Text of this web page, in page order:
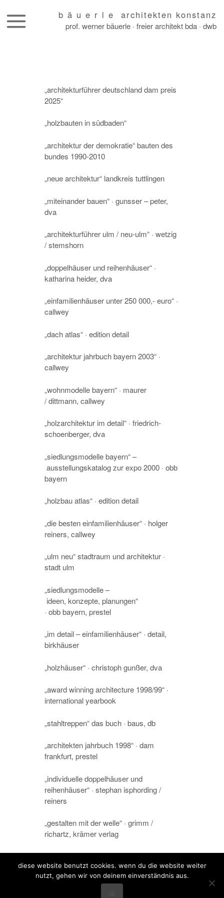
b ä u e r l e architekten konstanz
prof. werner bäuerle · freier architekt bda · dwb
„architekturführer deutschland dam preis
2025“
„holzbauten in südbaden“
„architektur der demokratie“ bauten des
bundes 1990-2010
„neue architektur“ landkreis tuttlingen
„miteinander bauen“ · gunsser – peter,
dva
„architekturführer ulm / neu-ulm“ · wetzig
/ stemshorn
„doppelhäuser und reihenhäuser“ ·
katharina heider, dva
„einfamilienhäuser unter 250 000,- euro“ ·
callwey
„dach atlas“ · edition detail
„architektur jahrbuch bayern 2003“ ·
callwey
„wohnmodelle bayern“ · maurer
/ dittmann, callwey
„holzarchitektur im detail“ · friedrich-
schoenberger, dva
„siedlungsmodelle bayern“ –
ausstellungskatalog zur expo 2000 · obb
bayern
„holzbau atlas“ · edition detail
„die besten einfamilienhäuser“ · holger
reiners, callwey
„ulm neu“ stadtraum und architektur ·
stadt ulm
„siedlungsmodelle –
ideen, konzepte, planungen“
· obb bayern, prestel
„im detail – einfamilienhäuser“ · detail,
birkhäuser
„holzhäuser“ · christoph gunßer, dva
„award winning architecture 1998/99“ ·
international yearbook
„stahltreppen“ das buch · baus, db
„architekten jahrbuch 1998“ · dam
frankfurt, prestel
„individuelle doppelhäuser und
reihenhäuser“ · stephan isphording /
reiners
„gestalten mit der welle“ · grimm /
richartz, krämer verlag
diese website benutzt cookies. wenn du die website weiter
nutzt, gehen wir von deinem einverständnis aus.